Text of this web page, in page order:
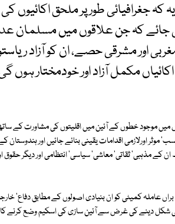
کہ جغرافیائی طور پر ملحق
کہ جن علاقوں میں مسلمان
اور مشرقی حصے، ان کو آزاد
اکائیاں مکمل آزاد اور خودمختار ہوں
میں موجود خطوں کے آئین میں اقلیتوں کی مشاورت کے
موثر اورلازمی اقدامات یقینی بنائے جائیں اور
کے مذہبی' ثقاتی' معاشی' سیاسی' انتظامی اور دیگر
براں عاملہ کمیٹی کو ان بنیادی اصولوں کے مطابق دفاع'
دینے کی غرض سے آئین سازی کی اسکیم وضع کرنے کا